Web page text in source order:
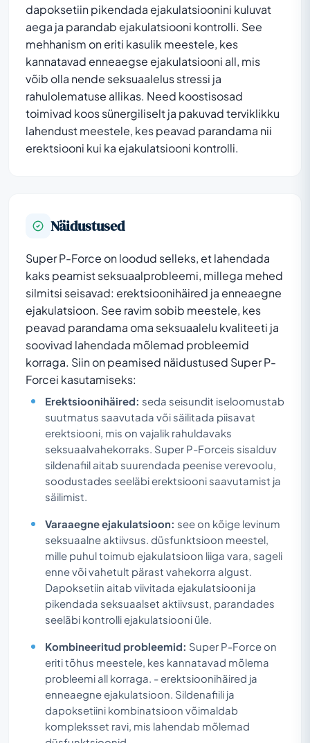
dapoksetiin pikendada ejakulatsioonini kuluvat
aega ja parandab ejakulatsiooni kontrolli. See
mehhanism on eriti kasulik meestele, kes
kannatavad enneaegse ejakulatsiooni all, mis
võib olla nende seksuaalelus stressi ja
rahulolematuse allikas. Need koostisosad
toimivad koos sünergiliselt ja pakuvad terviklikku
lahendust meestele, kes peavad parandama nii
erektsiooni kui ka ejakulatsiooni kontrolli.
Näidustused
Super P-Force on loodud selleks, et lahendada
kaks peamist seksuaalprobleemi, millega mehed
silmitsi seisavad: erektsioonihäired ja enneaegne
ejakulatsioon. See ravim sobib meestele, kes
peavad parandama oma seksuaalelu kvaliteeti ja
soovivad lahendada mõlemad probleemid
korraga. Siin on peamised näidustused Super P-
Forcei kasutamiseks:
Erektsioonihäired: seda seisundit iseloomustab
suutmatus saavutada või säilitada piisavat
erektsiooni, mis on vajalik rahuldavaks
seksuaalvahekorraks. Super P-Forceis sisalduv
sildenafiil aitab suurendada peenise verevoolu,
soodustades seeläbi erektsiooni saavutamist ja
säilimist.
Varaaegne ejakulatsioon: see on kõige levinum
seksuaalne aktiivsus. düsfunktsioon meestel,
mille puhul toimub ejakulatsioon liiga vara, sageli
enne või vahetult pärast vahekorra algust.
Dapoksetiin aitab viivitada ejakulatsiooni ja
pikendada seksuaalset aktiivsust, parandades
seeläbi kontrolli ejakulatsiooni üle.
Kombineeritud probleemid: Super P-Force on
eriti tõhus meestele, kes kannatavad mõlema
probleemi all korraga. - erektsioonihäired ja
enneaegne ejakulatsioon. Sildenafiili ja
dapoksetiini kombinatsioon võimaldab
kompleksset ravi, mis lahendab mõlemad